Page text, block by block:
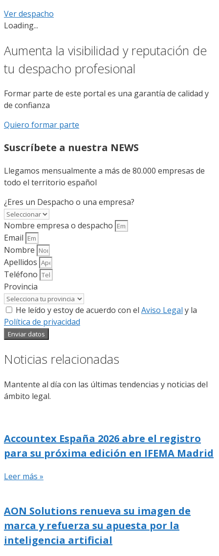
Ver despacho
Loading...
Aumenta la visibilidad y reputación de
tu despacho profesional
Formar parte de este portal es una garantía de calidad y
de confianza
Quiero formar parte
Suscríbete a nuestra NEWS
Llegamos mensualmente a más de 80.000 empresas de
todo el territorio español
¿Eres un Despacho o una empresa?
Nombre empresa o despacho
Email
Nombre
Apellidos
Teléfono
Provincia
He leído y estoy de acuerdo con el Aviso Legal y la
Política de privacidad
Enviar datos
Noticias relacionadas
Mantente al día con las últimas tendencias y noticias del
ámbito legal.
Accountex España 2026 abre el registro
para su próxima edición en IFEMA Madrid
Leer más »
AON Solutions renueva su imagen de
marca y refuerza su apuesta por la
inteligencia artificial